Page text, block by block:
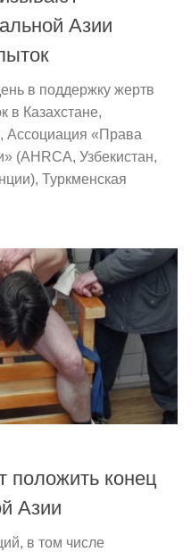
Азии
в поддержку жертв
в Казахстане,
Ассоциация «Права
(AHRCA, Узбекистан,
Туркменская
положить конец
Азии
в том числе